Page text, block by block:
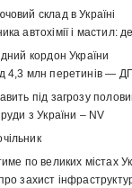
склад в Україні
автохімії і мастил:
кордон України
4,3 млн перетинів —
під загрозу
з України – NV
по великих містах
захист